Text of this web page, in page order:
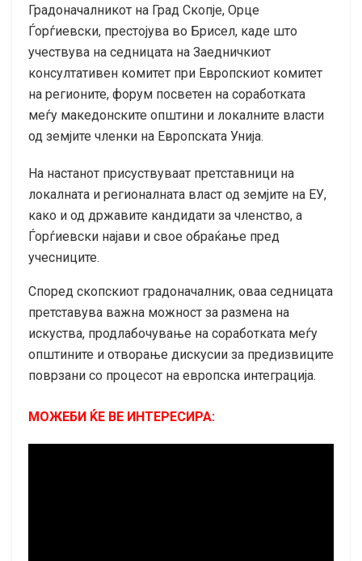
Градоначалникот на Град Скопје, Орце
Ѓорѓиевски, престојува во Брисел, каде што
учествува на седницата на Заедничкиот
консултативен комитет при Европскиот комитет
на регионите, форум посветен на соработката
меѓу македонските општини и локалните власти
од земјите членки на Европската Унија.
На настанот присуствуваат претставници на
локалната и регионалната власт од земјите на ЕУ,
како и од државите кандидати за членство, а
Ѓорѓиевски најави и свое обраќање пред
учесниците.
Според скопскиот градоначалник, оваа седницата
претставува важна можност за размена на
искуства, продлабочување на соработката меѓу
општините и отворање дискусии за предизвиците
поврзани со процесот на европска интеграција.
МОЖЕБИ ЌЕ ВЕ ИНТЕРЕСИРА: